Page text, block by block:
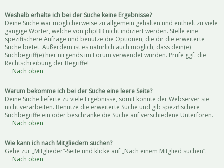
Weshalb erhalte ich bei der Suche keine Ergebnisse?
Deine Suche war möglicherweise zu allgemein gehalten und enthielt zu viele
gängige Wörter, welche von phpBB nicht indiziert werden. Stelle eine
spezifischere Anfrage und benutze die Optionen, die dir die erweiterte
Suche bietet. Außerdem ist es natürlich auch möglich, dass dein(e)
Suchbegriff(e) hier nirgends im Forum verwendet wurden. Prüfe ggf. die
Rechtschreibung der Begriffe!
Nach oben
Warum bekomme ich bei der Suche eine leere Seite?
Deine Suche lieferte zu viele Ergebnisse, somit konnte der Webserver sie
nicht verarbeiten. Benutze die erweiterte Suche und gib spezifischere
Suchbegriffe ein oder beschränke die Suche auf verschiedene Unterforen.
Nach oben
Wie kann ich nach Mitgliedern suchen?
Gehe zur „Mitglieder“-Seite und klicke auf „Nach einem Mitglied suchen“.
Nach oben